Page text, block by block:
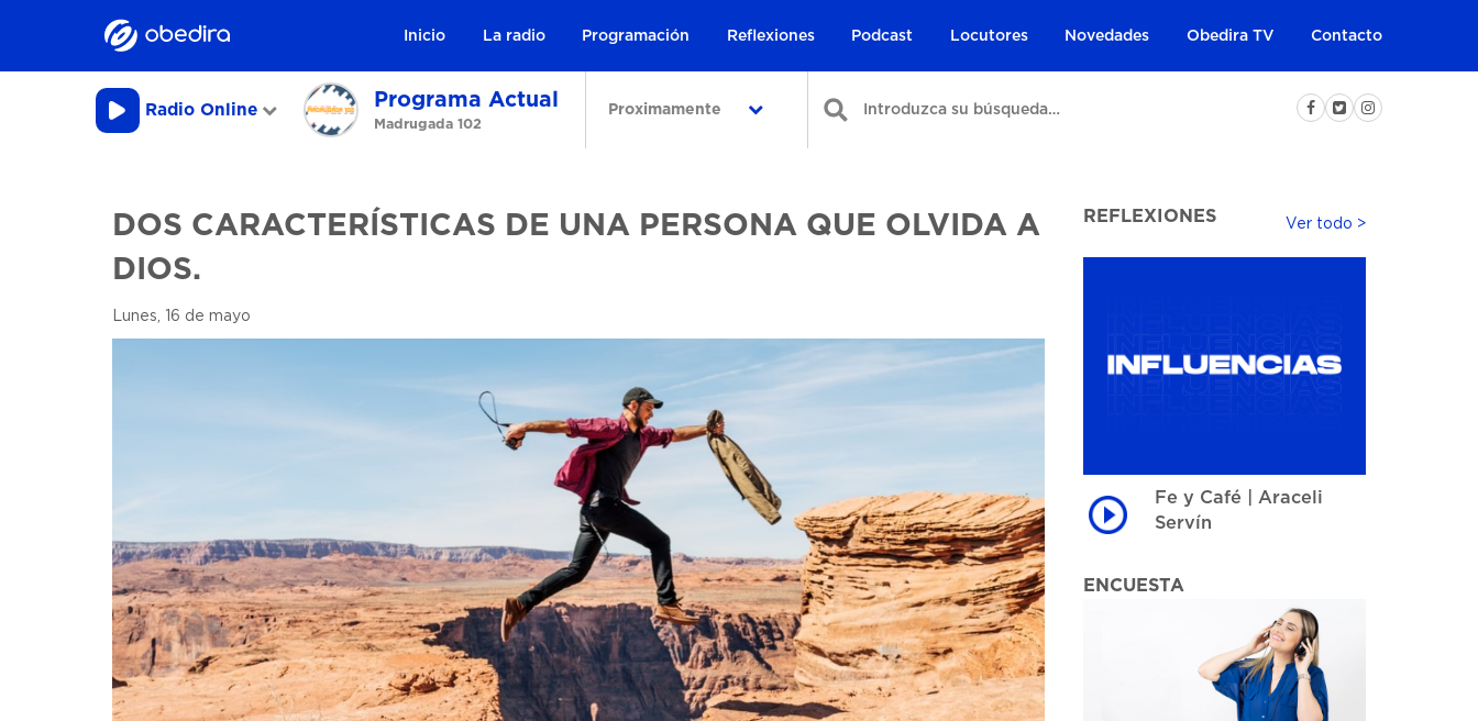
Inicio La radio Programación Reflexiones Podcast Locutores Novedades Obedira TV Contacto
Radio Online Programa Actual
Madrugada 102
Proximamente
DOS CARACTERÍSTICAS DE UNA PERSONA QUE OLVIDA A
DIOS.
Lunes, 16 de mayo
REFLEXIONES Ver todo >
Fe y Café | Araceli
Servín
ENCUESTA